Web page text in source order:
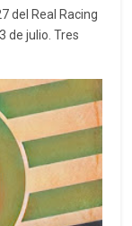
del Real Racing
de julio. Tres